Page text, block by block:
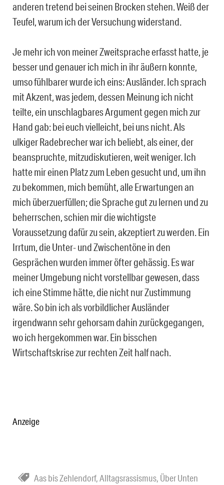
anderen tretend bei seinen Brocken stehen. Weiß der
Teufel, warum ich der Versuchung widerstand.
Je mehr ich von meiner Zweitsprache erfasst hatte, je
besser und genauer ich mich in ihr äußern konnte,
umso fühlbarer wurde ich eins: Ausländer. Ich sprach
mit Akzent, was jedem, dessen Meinung ich nicht
teilte, ein unschlagbares Argument gegen mich zur
Hand gab: bei euch vielleicht, bei uns nicht. Als
ulkiger Radebrecher war ich beliebt, als einer, der
beanspruchte, mitzudiskutieren, weit weniger. Ich
hatte mir einen Platz zum Leben gesucht und, um ihn
zu bekommen, mich bemüht, alle Erwartungen an
mich überzuerfüllen; die Sprache gut zu lernen und zu
beherrschen, schien mir die wichtigste
Voraussetzung dafür zu sein, akzeptiert zu werden. Ein
Irrtum, die Unter- und Zwischentöne in den
Gesprächen wurden immer öfter gehässig. Es war
meiner Umgebung nicht vorstellbar gewesen, dass
ich eine Stimme hätte, die nicht nur Zustimmung
wäre. So bin ich als vorbildlicher Ausländer
irgendwann sehr gehorsam dahin zurückgegangen,
wo ich hergekommen war. Ein bisschen
Wirtschaftskrise zur rechten Zeit half nach.
Anzeige
Aas bis Zehlendorf,Alltagsrassismus, Über Unten